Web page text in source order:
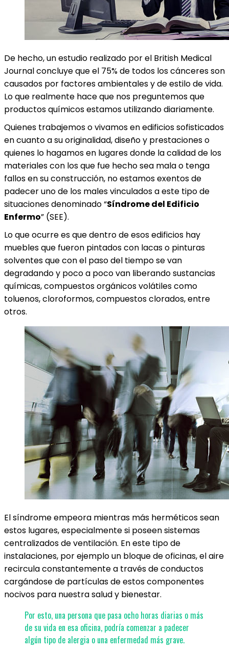
De hecho, un estudio realizado por el British Medical
Journal concluye que el 75% de todos los cánceres son
causados por factores ambientales y de estilo de vida.
Lo que realmente hace que nos preguntemos que
productos químicos estamos utilizando diariamente.
Quienes trabajemos o vivamos en edificios sofisticados
en cuanto a su originalidad, diseño y prestaciones o
quienes lo hagamos en lugares donde la calidad de los
materiales con los que fue hecho sea mala o tenga
fallos en su construcción, no estamos exentos de
padecer uno de los males vinculados a este tipo de
situaciones denominado “Síndrome del Edificio
Enfermo” (SEE).
Lo que ocurre es que dentro de esos edificios hay
muebles que fueron pintados con lacas o pinturas
solventes que con el paso del tiempo se van
degradando y poco a poco van liberando sustancias
químicas, compuestos orgánicos volátiles como
toluenos, cloroformos, compuestos clorados, entre
otros.
El síndrome empeora mientras más herméticos sean
estos lugares, especialmente si poseen sistemas
centralizados de ventilación. En este tipo de
instalaciones, por ejemplo un bloque de oficinas, el aire
recircula constantemente a través de conductos
cargándose de partículas de estos componentes
nocivos para nuestra salud y bienestar.
Por esto, una persona que pasa ocho horas diarias o más
de su vida en esa oficina, podría comenzar a padecer
algún tipo de alergia o una enfermedad más grave.